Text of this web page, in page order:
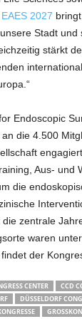
2027
Stadt
stärkt
Endoscopic
die 4.500
Aus- und
die
zentrale
waren
der
CENTER
CCD
DÜSSELDORF